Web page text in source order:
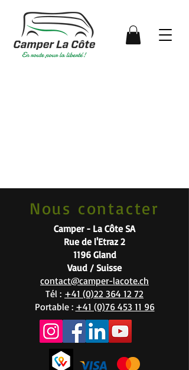
Nous contacter
Camper - La Côte SA
Rue de l'Etraz 2
1196 Gland
Vaud / Suisse
contact@camper-lacote.ch
Tél : +41 (0)22 364 12 72
Portable : +41 (0)76 453 11 96